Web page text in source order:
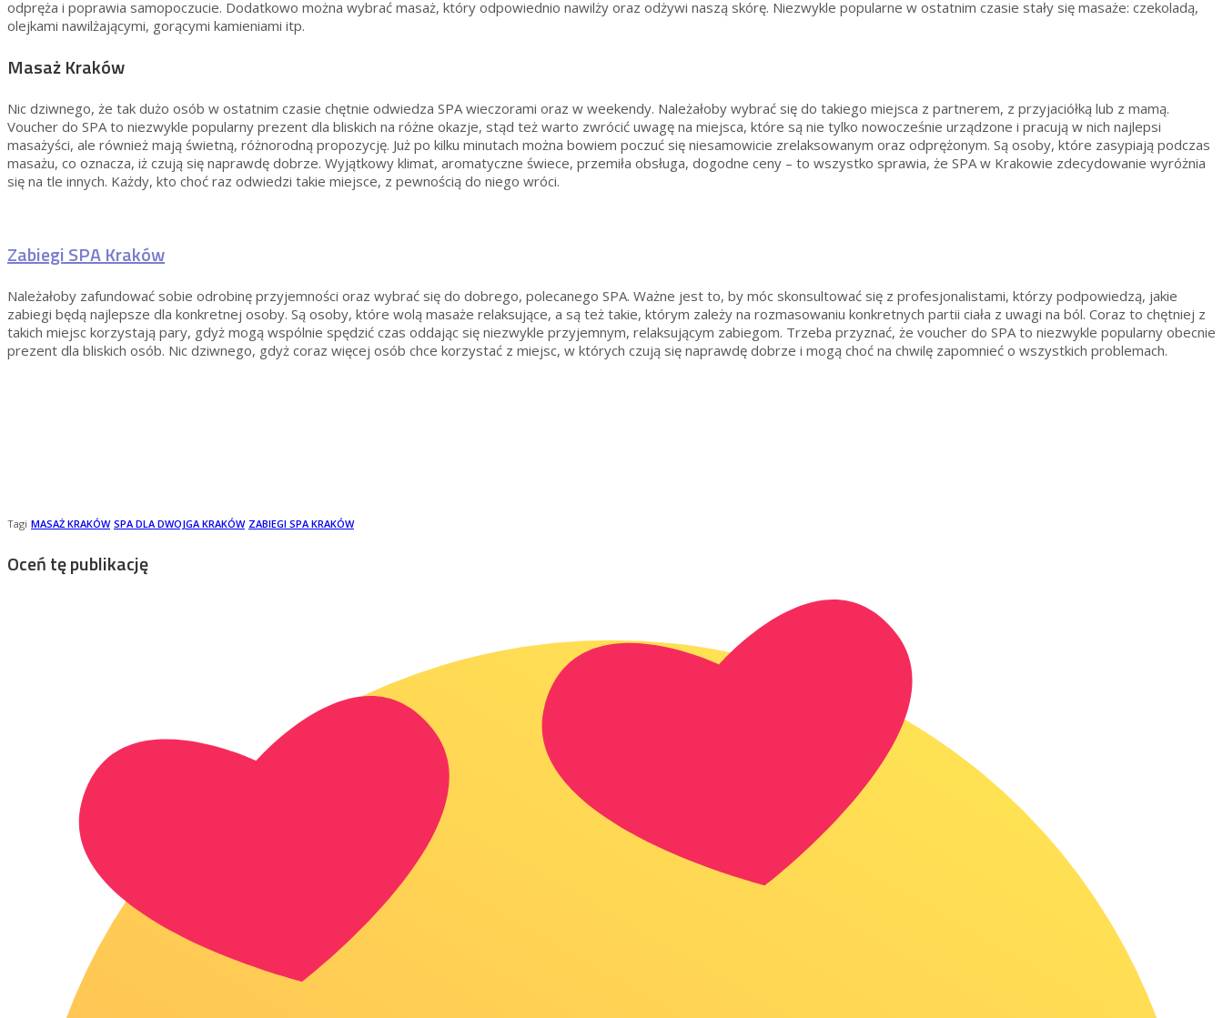
odpręża i poprawia samopoczucie. Dodatkowo można wybrać masaż, który odpowiednio nawilży oraz odżywi naszą skórę. Niezwykle popularne w ostatnim czasie stały się masaże: czekoladą,
olejkami nawilżającymi, gorącymi kamieniami itp.
Masaż Kraków
Nic dziwnego, że tak dużo osób w ostatnim czasie chętnie odwiedza SPA wieczorami oraz w weekendy. Należałoby wybrać się do takiego miejsca z partnerem, z przyjaciółką lub z mamą.
Voucher do SPA to niezwykle popularny prezent dla bliskich na różne okazje, stąd też warto zwrócić uwagę na miejsca, które są nie tylko nowocześnie urządzone i pracują w nich najlepsi
masażyści, ale również mają świetną, różnorodną propozycję. Już po kilku minutach można bowiem poczuć się niesamowicie zrelaksowanym oraz odprężonym. Są osoby, które zasypiają podczas
masażu, co oznacza, iż czują się naprawdę dobrze. Wyjątkowy klimat, aromatyczne świece, przemiła obsługa, dogodne ceny – to wszystko sprawia, że SPA w Krakowie zdecydowanie wyróżnia
się na tle innych. Każdy, kto choć raz odwiedzi takie miejsce, z pewnością do niego wróci.
Zabiegi SPA Kraków
Należałoby zafundować sobie odrobinę przyjemności oraz wybrać się do dobrego, polecanego SPA. Ważne jest to, by móc skonsultować się z profesjonalistami, którzy podpowiedzą, jakie
zabiegi będą najlepsze dla konkretnej osoby. Są osoby, które wolą masaże relaksujące, a są też takie, którym zależy na rozmasowaniu konkretnych partii ciała z uwagi na ból. Coraz to chętniej z
takich miejsc korzystają pary, gdyż mogą wspólnie spędzić czas oddając się niezwykle przyjemnym, relaksującym zabiegom. Trzeba przyznać, że voucher do SPA to niezwykle popularny obecnie
prezent dla bliskich osób. Nic dziwnego, gdyż coraz więcej osób chce korzystać z miejsc, w których czują się naprawdę dobrze i mogą choć na chwilę zapomnieć o wszystkich problemach.
Tagi MASAŻ KRAKÓW SPA DLA DWOJGA KRAKÓW ZABIEGI SPA KRAKÓW
Oceń tę publikację